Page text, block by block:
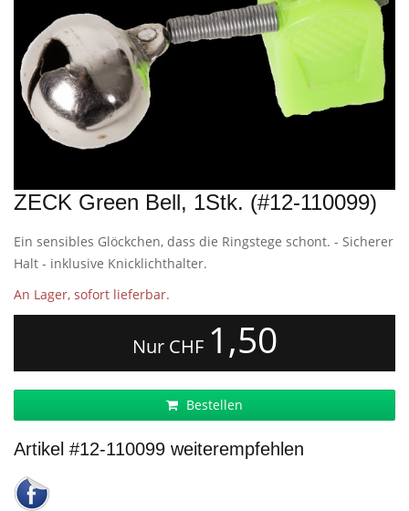
ZECK Green Bell, 1Stk. (#12-110099)
Ein sensibles Glöckchen, dass die Ringstege schont. - Sicherer
Halt - inklusive Knicklichthalter.
An Lager, sofort lieferbar.
Nur CHF 1,50
Bestellen
Artikel #12-110099 weiterempfehlen